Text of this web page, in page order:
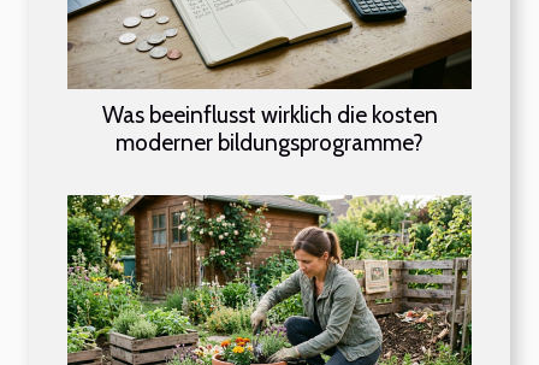
Was beeinflusst wirklich die kosten
moderner bildungsprogramme?